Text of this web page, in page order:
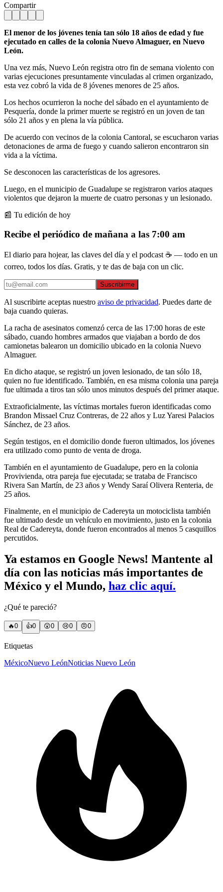
Compartir
El menor de los jóvenes tenía tan sólo 18 años de edad y fue
ejecutado en calles de la colonia Nuevo Almaguer, en Nuevo
León.
Una vez más, Nuevo León registra otro fin de semana violento con
varias ejecuciones presuntamente vinculadas al crimen organizado,
esta vez cobró la vida de 8 jóvenes menores de 25 años.
Los hechos ocurrieron la noche del sábado en el ayuntamiento de
Pesquería, donde la primer muerte se registró en un joven de tan
sólo 21 años y en plena la vía pública.
De acuerdo con vecinos de la colonia Cantoral, se escucharon varias
detonaciones de arma de fuego y cuando salieron encontraron sin
vida a la víctima.
Se desconocen las características de los agresores.
Luego, en el municipio de Guadalupe se registraron varios ataques
violentos que dejaron la muerte de cuatro personas y un lesionado.
📰 Tu edición de hoy
Recibe el periódico de mañana a las 7:00 am
El diario para hojear, las claves del día y el podcast ☕ — todo en un
correo, todos los días. Gratis, y te das de baja con un clic.
Suscribirme
Al suscribirte aceptas nuestro aviso de privacidad. Puedes darte de
baja cuando quieras.
La racha de asesinatos comenzó cerca de las 17:00 horas de este
sábado, cuando hombres armados que viajaban a bordo de dos
camionetas balearon un domicilio ubicado en la colonia Nuevo
Almaguer.
En dicho ataque, se registró un joven lesionado, de tan sólo 18,
quien no fue identificado. También, en esa misma colonia una pareja
fue ultimada a tiros tan sólo unos minutos después del primer ataque.
Extraoficialmente, las víctimas mortales fueron identificadas como
Brandon Missael Cruz Contreras, de 22 años y Luz Yaresi Palacios
Sánchez, de 23 años.
Según testigos, en el domicilio donde fueron ultimados, los jóvenes
era utilizado como punto de venta de droga.
También en el ayuntamiento de Guadalupe, pero en la colonia
Provivienda, otra pareja fue ejecutada; se trataba de Francisco
Rivera San Martín, de 23 años y Wendy Saraí Olivera Renteria, de
25 años.
Finalmente, en el municipio de Cadereyta un motociclista también
fue ultimado desde un vehículo en movimiento, justo en la colonia
Real de Cadereyta, donde fueron encontrados al menos 5 casquillos
percutidos.
Ya estamos en Google News! Mantente al
día con las noticias más importantes de
México y el Mundo, haz clic aquí.
¿Qué te pareció?
🔥0 👍0 😲0 😢0 😠0
Etiquetas
MéxicoNuevo LeónNoticias Nuevo León